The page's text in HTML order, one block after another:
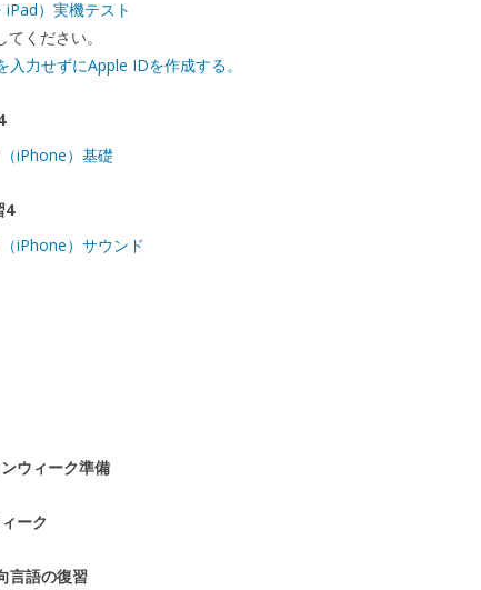
）実機テスト
ください。
力せずにApple IDを作成する。
iPhone）基礎
4
iPhone）サウンド
ウィーク準備
ーク
言語の復習